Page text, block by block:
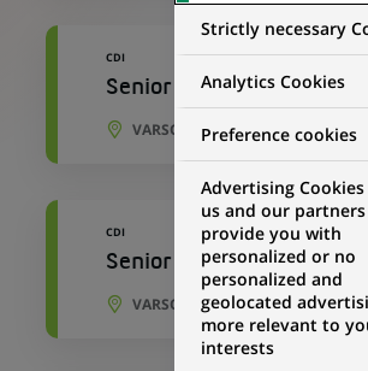
CDI
Senior Development
VARSOVIE, VOÏVODIE DE
CDI
Senior Development
VARSOVIE, VOÏVODIE DE
Strictly necessary
Analytics Cookies
Preference cookies
Advertising
us and our
provide you with
personalized or no
personalized and
geolocated
more relevant to
interests